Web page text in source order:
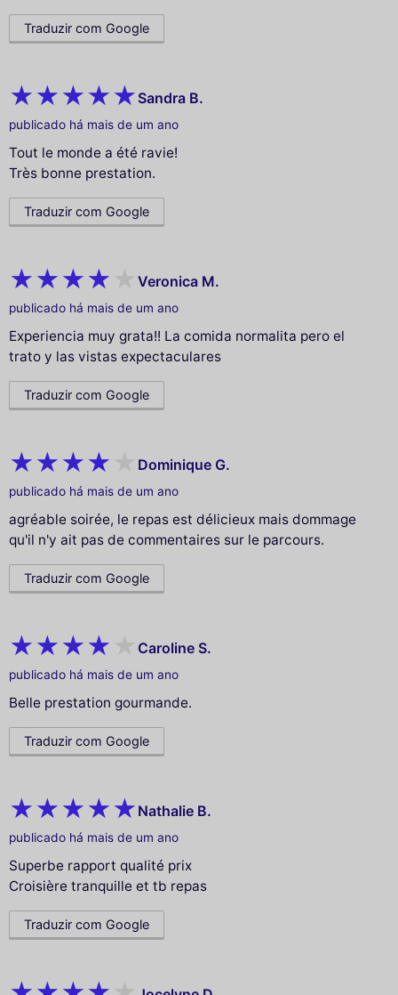
Traduzir com Google
Sandra B.
publicado há mais de um ano
Tout le monde a été ravie!
Très bonne prestation.
Traduzir com Google
Veronica M.
publicado há mais de um ano
Experiencia muy grata!! La comida normalita pero el
trato y las vistas expectaculares
Traduzir com Google
Dominique G.
publicado há mais de um ano
agréable soirée, le repas est délicieux mais dommage
qu'il n'y ait pas de commentaires sur le parcours.
Traduzir com Google
Caroline S.
publicado há mais de um ano
Belle prestation gourmande.
Traduzir com Google
Nathalie B.
publicado há mais de um ano
Superbe rapport qualité prix
Croisière tranquille et tb repas
Traduzir com Google